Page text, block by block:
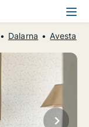
Dalarna Avesta